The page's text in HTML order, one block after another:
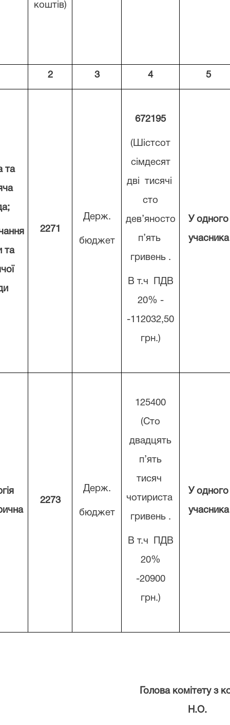
коштів)
2 3 4 5
та
та
2271
Держ.
бюджет
672195
(Шістсот
сімдесят
дві тисячі
сто
дев’яносто
п’ять
гривень .
В т.ч ПДВ
20% -
-112032,50
грн.)
У одного
учасника
2273
Держ.
бюджет
125400
(Сто
двадцять
п’ять
тисяч
чотириста
гривень .
В т.ч ПДВ
20%
-20900
грн.)
У одного
учасника
комітету з
Н.О.